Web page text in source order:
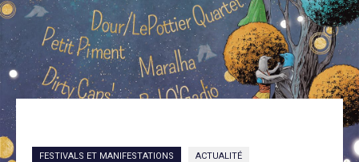
FESTIVALS ET MANIFESTATIONS ACTUALITÉ